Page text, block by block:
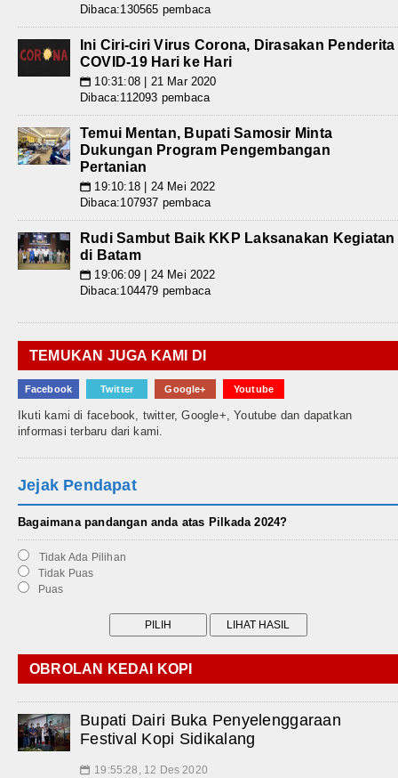
Dibaca:130565 pembaca
Ini Ciri-ciri Virus Corona, Dirasakan Penderita
COVID-19 Hari ke Hari
📅 10:31:08 | 21 Mar 2020
Dibaca:112093 pembaca
Temui Mentan, Bupati Samosir Minta
Dukungan Program Pengembangan
Pertanian
📅 19:10:18 | 24 Mei 2022
Dibaca:107937 pembaca
Rudi Sambut Baik KKP Laksanakan Kegiatan
di Batam
📅 19:06:09 | 24 Mei 2022
Dibaca:104479 pembaca
TEMUKAN JUGA KAMI DI
Facebook Twitter Google+ Youtube
Ikuti kami di facebook, twitter, Google+, Youtube dan dapatkan
informasi terbaru dari kami.
Jejak Pendapat
Bagaimana pandangan anda atas Pilkada 2024?
Tidak Ada Pilihan
Tidak Puas
Puas
OBROLAN KEDAI KOPI
Bupati Dairi Buka Penyelenggaraan
Festival Kopi Sidikalang
📅 19:55:28, 12 Des 2020